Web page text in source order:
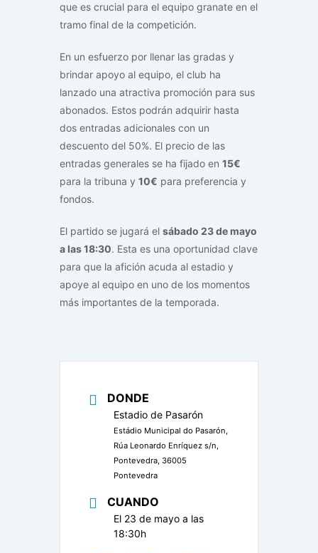
que es crucial para el equipo granate en el
tramo final de la competición.
En un esfuerzo por llenar las gradas y
brindar apoyo al equipo, el club ha
lanzado una atractiva promoción para sus
abonados. Estos podrán adquirir hasta
dos entradas adicionales con un
descuento del 50%. El precio de las
entradas generales se ha fijado en 15€
para la tribuna y 10€ para preferencia y
fondos.
El partido se jugará el sábado 23 de mayo
a las 18:30. Esta es una oportunidad clave
para que la afición acuda al estadio y
apoye al equipo en uno de los momentos
más importantes de la temporada.
DONDE
Estadio de Pasarón
Estádio Municipal do Pasarón,
Rúa Leonardo Enríquez s/n,
Pontevedra, 36005
Pontevedra
CUANDO
El 23 de mayo a las
18:30h